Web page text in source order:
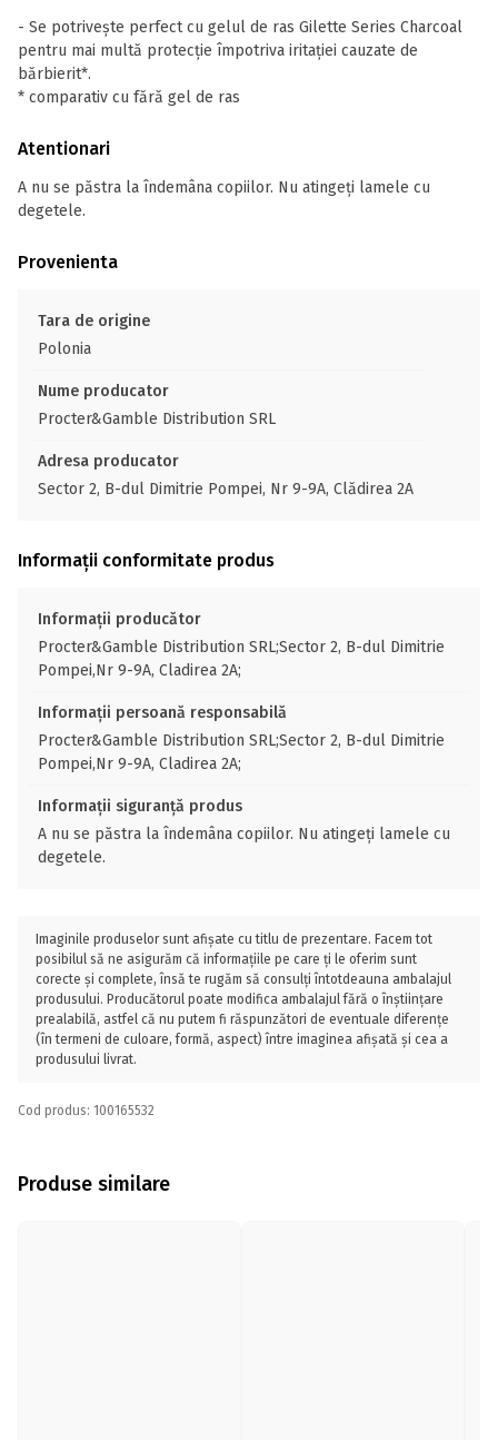
- Se potrivește perfect cu gelul de ras Gilette Series Charcoal
pentru mai multă protecție împotriva iritației cauzate de
bărbierit*.
* comparativ cu fără gel de ras
Atentionari
A nu se păstra la îndemâna copiilor. Nu atingeți lamele cu
degetele.
Provenienta
Tara de origine
Polonia
Nume producator
Procter&Gamble Distribution SRL
Adresa producator
Sector 2, B-dul Dimitrie Pompei, Nr 9-9A, Clădirea 2A
Informații conformitate produs
Informații producător
Procter&Gamble Distribution SRL;Sector 2, B-dul Dimitrie
Pompei,Nr 9-9A, Cladirea 2A;
Informații persoană responsabilă
Procter&Gamble Distribution SRL;Sector 2, B-dul Dimitrie
Pompei,Nr 9-9A, Cladirea 2A;
Informații siguranță produs
A nu se păstra la îndemâna copiilor. Nu atingeți lamele cu
degetele.
Imaginile produselor sunt afișate cu titlu de prezentare. Facem tot
posibilul să ne asigurăm că informațiile pe care ți le oferim sunt
corecte și complete, însă te rugăm să consulți întotdeauna ambalajul
produsului. Producătorul poate modifica ambalajul fără o înștiințare
prealabilă, astfel că nu putem fi răspunzători de eventuale diferențe
(în termeni de culoare, formă, aspect) între imaginea afișată și cea a
produsului livrat.
Cod produs: 100165532
Produse similare